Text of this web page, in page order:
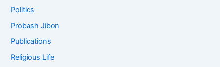
Politics
Probash Jibon
Publications
Religious Life